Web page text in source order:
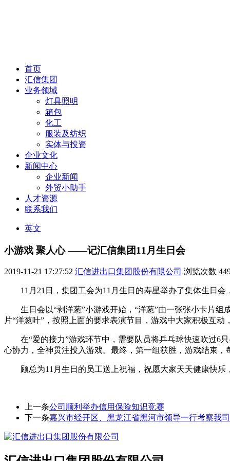
首页
汇信集团
业务领域
灯具照明
箱包
化工
服装及纺织
实体与投资
企业文化
新闻中心
企业新闻
外贸小助手
人才资源
联系我们
英文
小游戏 聚人心 ——记汇信集团11月生日会
2019-11-21 17:27:52 汇信进出口集团股份有限公司 浏览次数
11月21日，集团工会为11月生日的寿星举办了集体生日
生日会以“剥洋葱”小游戏开始，“洋葱”由一张张小卡片
片“洋葱叶”，按照上面的要求表演节目，游戏中大家积极互动
在“爱的接力”游戏环节中，需要队员将乒乓球快速吹过6
心协力，全神贯注投入游戏。最终，第一组获胜，游戏结束，
顾总为11月生日的员工送上祝福，祝愿大家天天健康快
上一条公司顺利举办信用保险知识竞赛
下一条嘉兴市经开区、黑龙江省黑河市领导一行考察我司